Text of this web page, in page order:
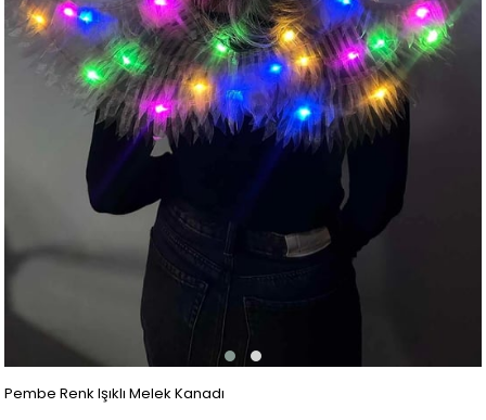
Pembe Renk Işıklı Melek Kanadı